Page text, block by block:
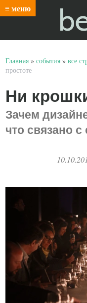
≡ меню
Главная » события » все
простоте
Ни
Зачем
что связано с